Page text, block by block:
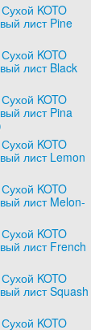
KOTO
лист Pine
KOTO
лист Black
KOTO
лист Pina
KOTO
лист Lemon
KOTO
лист Melon-
KOTO
лист French
KOTO
лист Squash
KOTO